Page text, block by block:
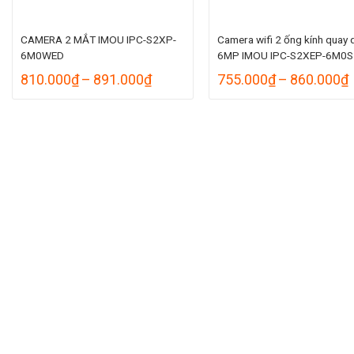
CAMERA 2 MẮT IMOU IPC-S2XP-
6M0WED
810.000₫ – 891.000₫Khoảng
giá:
Camera wifi 2 ống kính quay
6MP IMOU IPC-S2XEP-6M0S
755.000₫– 860.000₫